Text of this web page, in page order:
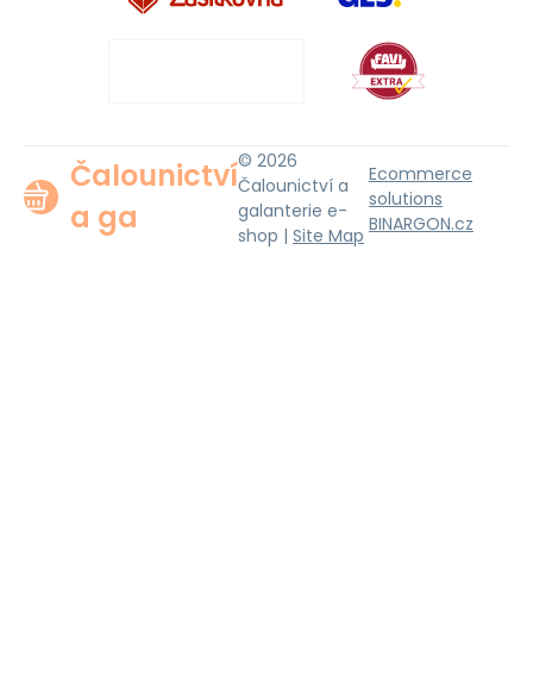
Čalounictví
a ga
© 2026
Čalounictví a
galanterie e-
shop | Site Map
Ecommerce
solutions
BINARGON.cz